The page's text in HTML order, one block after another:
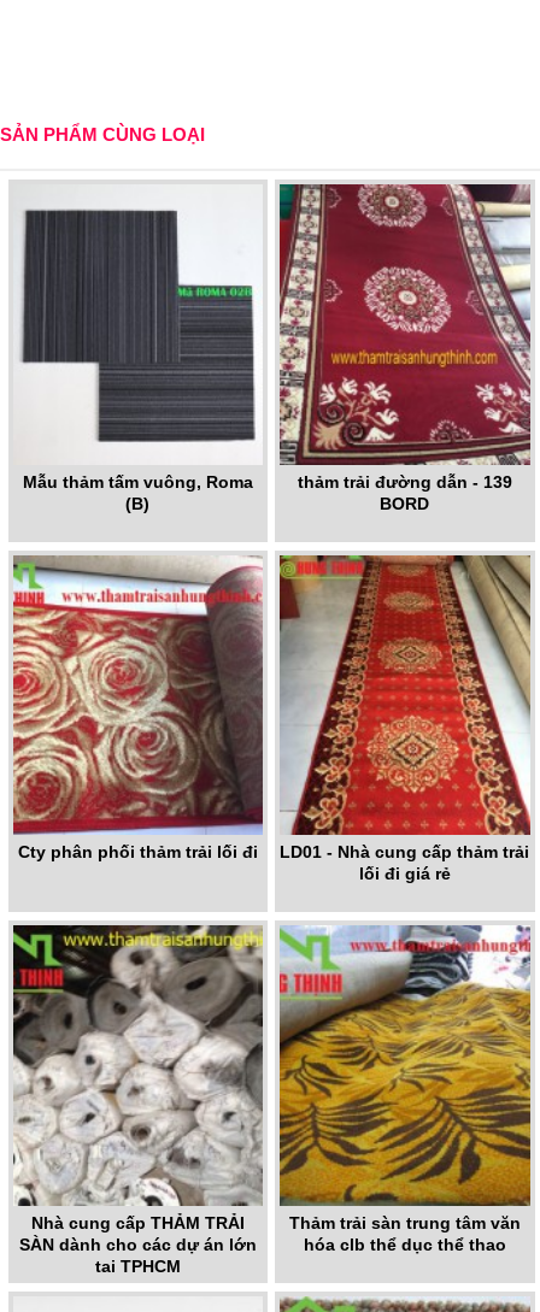
SẢN PHẨM CÙNG LOẠI
Mẫu thảm tấm vuông, Roma
(B)
thảm trải đường dẫn - 139
BORD
Cty phân phối thảm trải lối đi
LD01 - Nhà cung cấp thảm trải
lối đi giá rẻ
Nhà cung cấp THẢM TRẢI
SÀN dành cho các dự án lớn
tại TPHCM
Thảm trải sàn trung tâm văn
hóa clb thể dục thể thao